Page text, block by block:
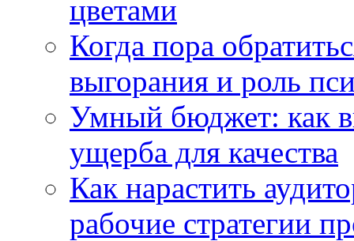
цветами
Когда пора
выгорания и роль
Умный бюджет: как
ущерба для качества
Как нарастить
рабочие стратегии